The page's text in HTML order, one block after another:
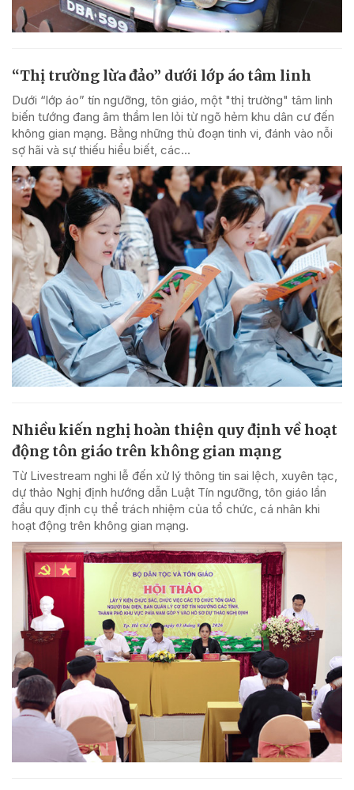
“Thị trường lừa đảo” dưới lớp áo tâm linh
Dưới “lớp áo” tín ngưỡng, tôn giáo, một "thị trường" tâm linh
biến tướng đang âm thầm len lỏi từ ngõ hẻm khu dân cư đến
không gian mạng. Bằng những thủ đoạn tinh vi, đánh vào nỗi
sợ hãi và sự thiếu hiểu biết, các...
Nhiều kiến nghị hoàn thiện quy định về hoạt
động tôn giáo trên không gian mạng
Từ Livestream nghi lễ đến xử lý thông tin sai lệch, xuyên tạc,
dự thảo Nghị định hướng dẫn Luật Tín ngưỡng, tôn giáo lần
đầu quy định cụ thể trách nhiệm của tổ chức, cá nhân khi
hoạt động trên không gian mạng.